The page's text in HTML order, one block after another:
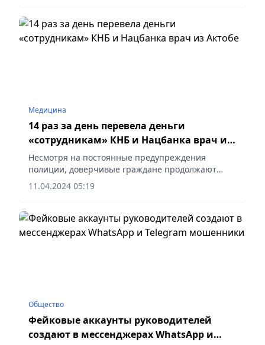
Медицина
14 раз за день перевела деньги
«сотрудникам» КНБ и Нацбанка врач из
Актобе
Несмотря на постоянные предупреждения
полиции, доверчивые граждане продолжают
становиться жертвами киберпреступников,
сообщает Polisia.kz.
11.04.2024 05:19
Общество
Фейковые аккаунты руководителей
создают в мессенджерах WhatsApp и